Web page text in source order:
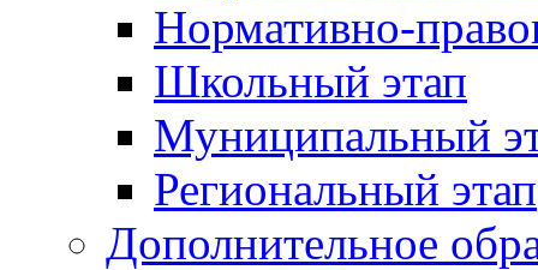
Нормативно-
Школьный этап
Муниципальный
Региональный этап
Дополнительное